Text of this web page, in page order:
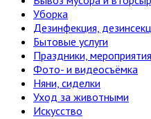
Уборка
Дезинфекция,
Бытовые услуги
Праздники, мероприятия
Фото- и видеосъёмка
Няни, сиделки
Уход за животными
Искусство